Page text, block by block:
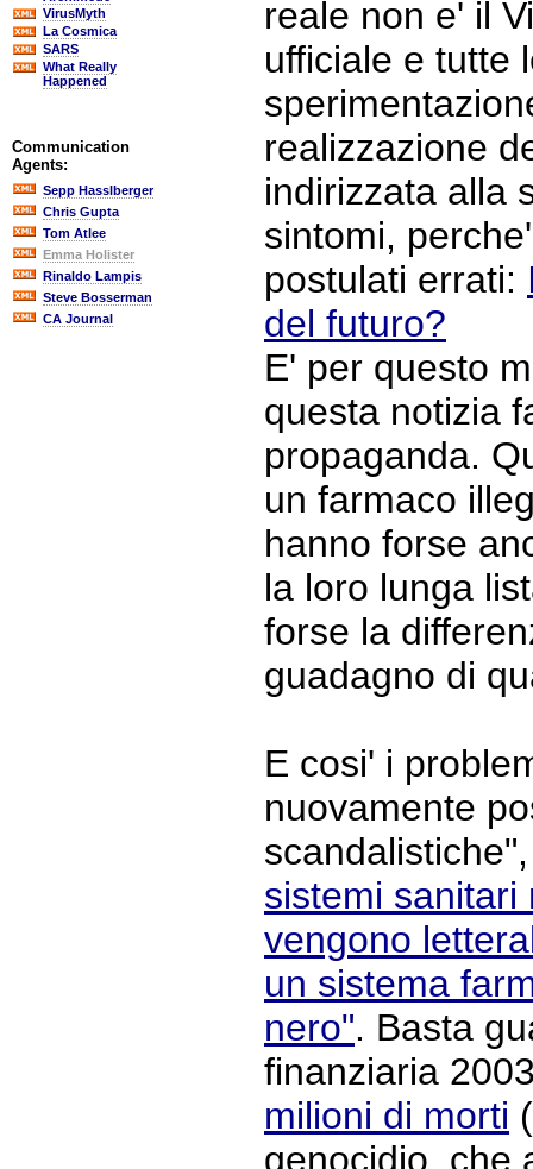
VirusMyth
La Cosmica
SARS
What Really
Happened
Communication
Agents:
Sepp Hasslberger
Chris Gupta
Tom Atlee
Emma Holister
Rinaldo Lampis
Steve Bosserman
CA Journal
reale non e' il
ufficiale e tutte
realizzazione
indirizzata alla
sintomi,
postulati errati:
del futuro?
E' per questo
questa notizia
propaganda.
un farmaco
hanno forse
la loro lunga
forse la
guadagno di
E cosi' i
nuovamente
sistemi sanitari
vengono
un sistema
nero". Basta
finanziaria
milioni di morti
genocidio, che